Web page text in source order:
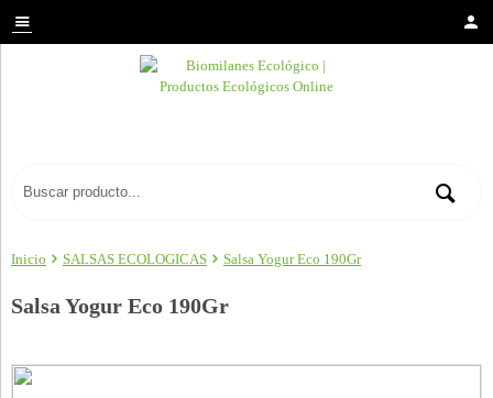
Inicio SALSAS ECOLOGICAS Salsa Yogur Eco 190Gr
Salsa Yogur Eco 190Gr